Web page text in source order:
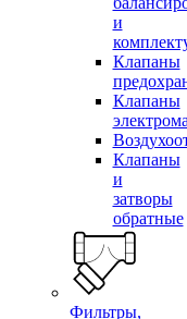
и
Клапаны
Клапаны
Клапаны
и
затворы
обратные
Фильтры,